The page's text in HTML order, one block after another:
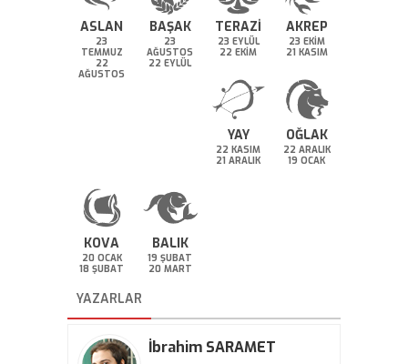
ASLAN
23
TEMMUZ
22
AĞUSTOS
BAŞAK
23
AĞUSTOS
22 EYLÜL
TERAZİ
23 EYLÜL
22 EKİM
AKREP
23 EKİM
21 KASIM
YAY
22 KASIM
21 ARALIK
OĞLAK
22 ARALIK
19 OCAK
KOVA
20 OCAK
18 ŞUBAT
BALIK
19 ŞUBAT
20 MART
YAZARLAR
İbrahim SARAMET